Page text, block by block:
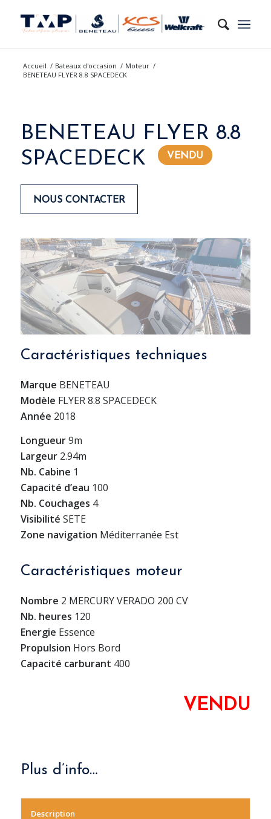
Accueil / Bateaux d'occasion / Moteur /
BENETEAU FLYER 8.8 SPACEDECK
BENETEAU FLYER 8.8
SPACEDECK
NOUS CONTACTER
Caractéristiques techniques
Marque BENETEAU
Modèle FLYER 8.8 SPACEDECK
Année 2018
Longueur9m
Largeur2.94m
Nb. Cabine 1
Capacité d’eau 100
Nb. Couchages 4
Visibilité SETE
Zone navigation Méditerranée Est
Caractéristiques moteur
Nombre 2 MERCURY VERADO 200 CV
Nb. heures 120
Energie Essence
Propulsion Hors Bord
Capacité carburant 400
VENDU
Plus d’info…
Description